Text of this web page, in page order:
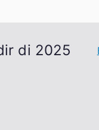
di 2025